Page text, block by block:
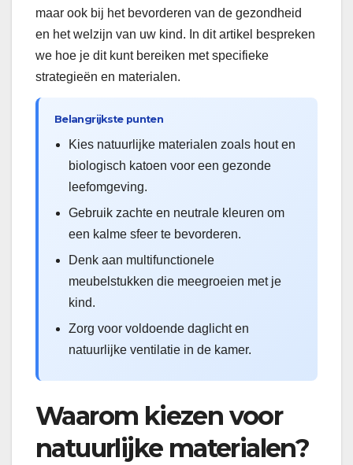
maar ook bij het bevorderen van de gezondheid
en het welzijn van uw kind. In dit artikel bespreken
we hoe je dit kunt bereiken met specifieke
strategieën en materialen.
Belangrijkste punten
Kies natuurlijke materialen zoals hout en
biologisch katoen voor een gezonde
leefomgeving.
Gebruik zachte en neutrale kleuren om
een kalme sfeer te bevorderen.
Denk aan multifunctionele
meubelstukken die meegroeien met je
kind.
Zorg voor voldoende daglicht en
natuurlijke ventilatie in de kamer.
Waarom kiezen voor
natuurlijke materialen?